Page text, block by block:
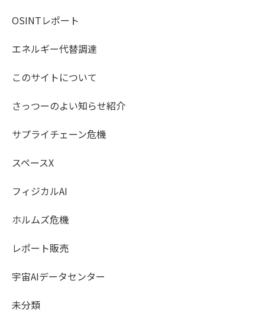
OSINTレポート
エネルギー代替調達
このサイトについて
さっつーのよい知らせ紹介
サプライチェーン危機
スペースX
フィジカルAI
ホルムズ危機
レポート販売
宇宙AIデータセンター
未分類